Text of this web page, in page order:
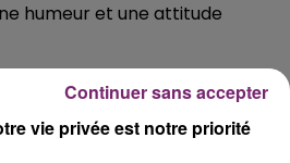
humeur et une attitude
activités avec un sens avisé
venez nous rejoindre !
vie privée est notre priorité
Continuer sans accepter